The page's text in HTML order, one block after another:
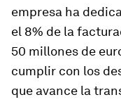
empresa ha
el 8% de la
50 millones de
cumplir con los
que avance la